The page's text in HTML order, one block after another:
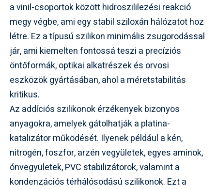
a vinil-csoportok között hidroszililezési reakció
megy végbe, ami egy stabil sziloxán hálózatot hoz
létre. Ez a típusú szilikon minimális zsugorodással
jár, ami kiemelten fontossá teszi a precíziós
öntőformák, optikai alkatrészek és orvosi
eszközök gyártásában, ahol a méretstabilitás
kritikus.
Az addíciós szilikonok érzékenyek bizonyos
anyagokra, amelyek gátolhatják a platina-
katalizátor működését. Ilyenek például a kén,
nitrogén, foszfor, arzén vegyületek, egyes aminok,
ónvegyületek, PVC stabilizátorok, valamint a
kondenzációs térhálósodású szilikonok. Ezt a